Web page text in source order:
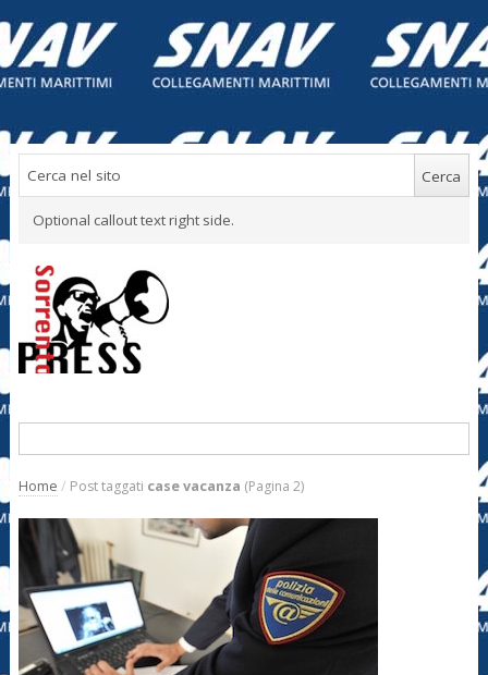
Optional callout text right side.
Home / Post taggati case vacanza (Pagina 2)